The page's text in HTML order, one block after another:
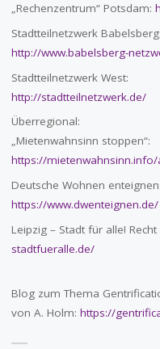
„Rechenzentrum“ Potsdam:
Stadtteilnetzwerk Babelsberg:
http://www.babelsberg-
Stadtteilnetzwerk West:
http://stadtteilnetzwerk.de/
Überregional:
„Mietenwahnsinn stoppen“:
https://
Deutsche Wohnen enteignen:
https://www.dwenteignen.de/
Leipzig – Stadt für alle!
stadtfueralle.de/
Blog zum Thema
von A. Holm: https://